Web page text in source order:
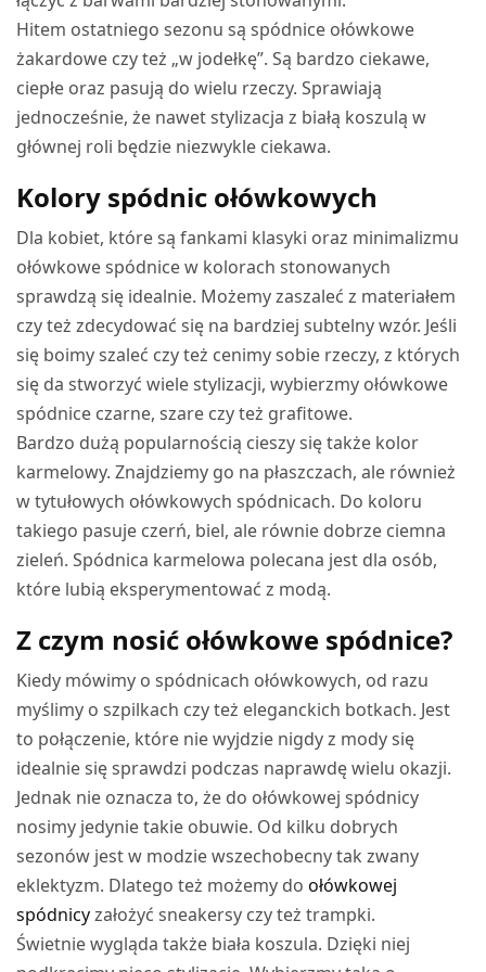
Hitem ostatniego sezonu są spódnice ołówkowe
żakardowe czy też „w jodełkę”. Są bardzo ciekawe,
ciepłe oraz pasują do wielu rzeczy. Sprawiają
jednocześnie, że nawet stylizacja z białą koszulą w
głównej roli będzie niezwykle ciekawa.
Kolory spódnic ołówkowych
Dla kobiet, które są fankami klasyki oraz minimalizmu
ołówkowe spódnice w kolorach stonowanych
sprawdzą się idealnie. Możemy zaszaleć z materiałem
czy też zdecydować się na bardziej subtelny wzór. Jeśli
się boimy szaleć czy też cenimy sobie rzeczy, z których
się da stworzyć wiele stylizacji, wybierzmy ołówkowe
spódnice czarne, szare czy też grafitowe.
Bardzo dużą popularnością cieszy się także kolor
karmelowy. Znajdziemy go na płaszczach, ale również
w tytułowych ołówkowych spódnicach. Do koloru
takiego pasuje czerń, biel, ale równie dobrze ciemna
zieleń. Spódnica karmelowa polecana jest dla osób,
które lubią eksperymentować z modą.
Z czym nosić ołówkowe spódnice?
Kiedy mówimy o spódnicach ołówkowych, od razu
myślimy o szpilkach czy też eleganckich botkach. Jest
to połączenie, które nie wyjdzie nigdy z mody się
idealnie się sprawdzi podczas naprawdę wielu okazji.
Jednak nie oznacza to, że do ołówkowej spódnicy
nosimy jedynie takie obuwie. Od kilku dobrych
sezonów jest w modzie wszechobecny tak zwany
eklektyzm. Dlatego też możemy doołówkowej
spódnicyzałożyć sneakersy czy też trampki.
Świetnie wygląda także biała koszula. Dzięki niej